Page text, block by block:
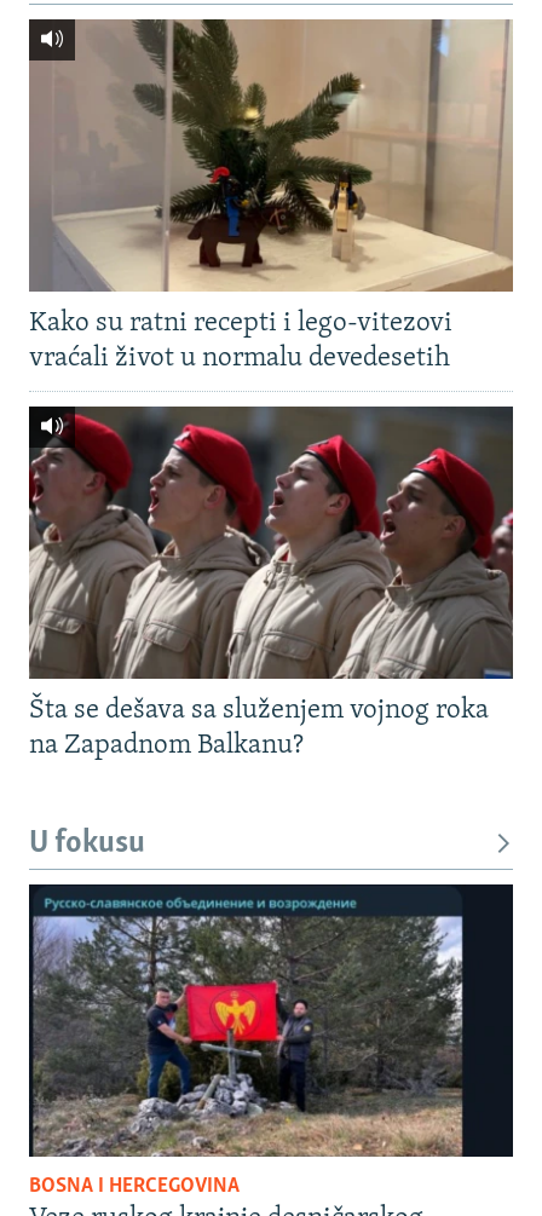
Kako su ratni recepti i lego-vitezovi
vraćali život u normalu devedesetih
Šta se dešava sa služenjem vojnog roka
na Zapadnom Balkanu?
U fokusu
BOSNA I HERCEGOVINA